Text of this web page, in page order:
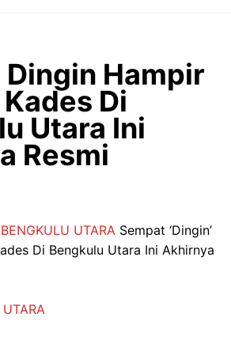
Hampir
Di
Utara Ini
Resmi
BENGKULU UTARA Sempat ‘Dingin’
Di Bengkulu Utara Ini Akhirnya